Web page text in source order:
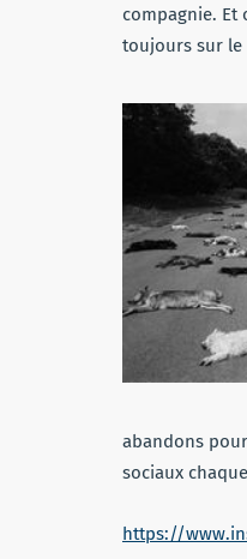
compagnie.
toujours sur le
abandons
sociaux
https://